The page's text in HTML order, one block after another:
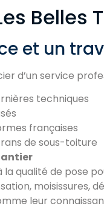
Belles
et un
d’un service
techniques
françaises
de sous-toiture
qualité de pose
moisissures,
leur